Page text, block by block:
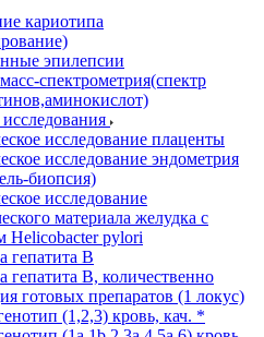
кариотипа
эпилепсии
спектрометрия(спектр
исследование плаценты
исследование эндометрия
биопсия)
исследование
материала желудка с
Helicobacter pylori
гепатита B
B, количественно
готовых препаратов (1 локус)
(1,2,3) кровь, кач. *